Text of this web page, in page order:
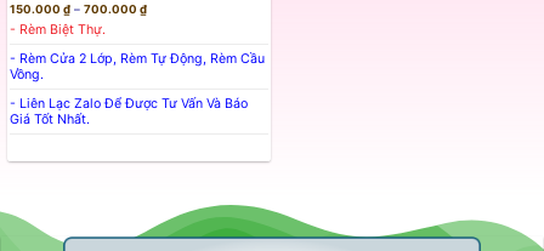
150.000 ₫ – 700.000 ₫Khoảng
Giá:
Đến
700.000 ₫
- Rèm Biệt Thự.
- Rèm Cửa 2 Lớp, Rèm Tự Động, Rèm Cầu
Vồng.
- Liên Lạc Zalo Để Được Tư Vấn Và Báo
Giá Tốt Nhất.